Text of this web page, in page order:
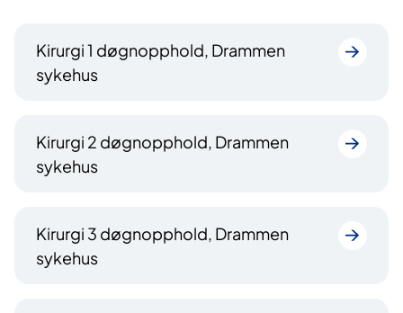
Kirurgi 1 døgnopphold, Drammen
sykehus
Kirurgi 2 døgnopphold, Drammen
sykehus
Kirurgi 3 døgnopphold, Drammen
sykehus